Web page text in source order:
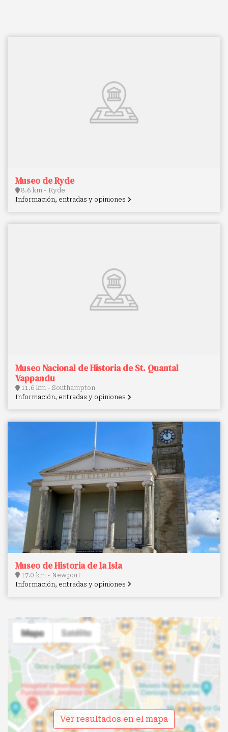
Museo de Ryde
8.6 km - Ryde
Información, entradas y opiniones
Museo Nacional de Historia de St. Quantal
Vappandu
11.6 km - Southampton
Información, entradas y opiniones
Museo de Historia de la Isla
17.0 km - Newport
Información, entradas y opiniones
Ver resultados en el mapa